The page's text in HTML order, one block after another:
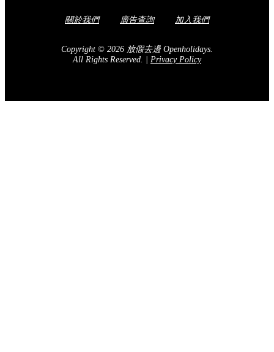
關於我們 廣告查詢 加入我們
Copyright © 2026 放假去邊 Openholidays.
All Rights Reserved.
Privacy Policy